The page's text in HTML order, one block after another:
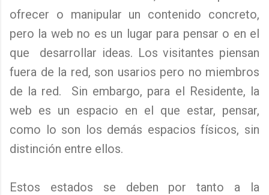
ofrecer o manipular un contenido concreto,
pero la web no es un lugar para pensar o en el
que desarrollar ideas. Los visitantes piensan
fuera de la red, son usarios pero no miembros
de la red. Sin embargo, para el Residente, la
web es un espacio en el que estar, pensar,
como lo son los demás espacios físicos, sin
distinción entre ellos.
Estos estados se deben por tanto a la